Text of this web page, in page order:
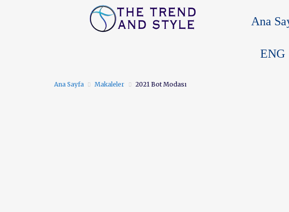
ANA SAYFA FIRSAT MARKALAR
Ana
ENG
Ana Sayfa Makaleler 2021 Bot Modası